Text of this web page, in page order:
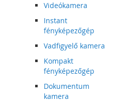
Videókamera
Instant
fényképezőgép
Vadfigyelő kamera
Kompakt
fényképezőgép
Dokumentum
kamera